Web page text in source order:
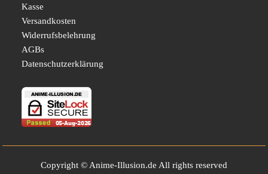
Kasse
Versandkosten
Widerrufsbelehrung
AGBs
Datenschutzerklärung
Copyright © Anime-Illusion.de All rights reserved